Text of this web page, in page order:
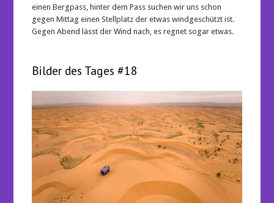
einen Bergpass, hinter dem Pass suchen wir uns schon
gegen Mittag einen Stellplatz der etwas windgeschützt ist.
Gegen Abend lässt der Wind nach, es regnet sogar etwas.
Bilder des Tages #18